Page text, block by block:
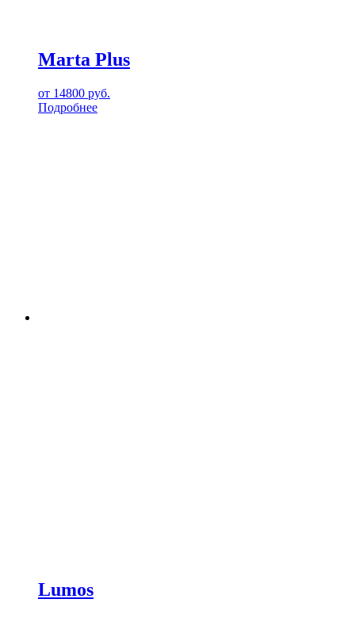
Marta Plus
от 14800 руб.
Подробнее
Lumos